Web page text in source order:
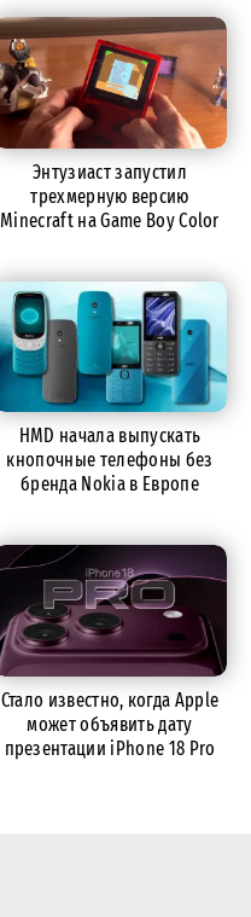
Энтузиаст запустил
трехмерную версию
Minecraft на Game Boy Color
HMD начала выпускать
кнопочные телефоны без
бренда Nokia в Европе
Стало известно, когда Apple
может объявить дату
презентации iPhone 18 Pro